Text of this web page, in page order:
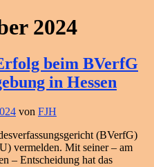
2024
beim BVerfG
in Hessen
von FJH
(BVerfG)
vermelden. Mit seiner – am
– Entscheidung hat das